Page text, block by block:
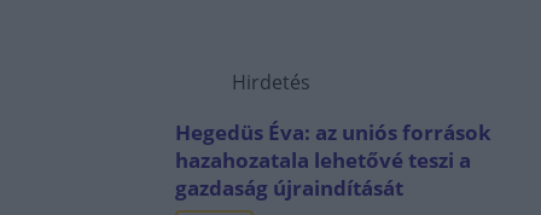
Hirdetés
Hegedüs Éva: az uniós források
hazahozatala lehetővé teszi a
gazdaság újraindítását